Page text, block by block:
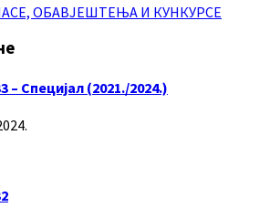
ОБАВЈЕШТЕЊА И КУНКУРСЕ
– Специјал (2021./2024.)